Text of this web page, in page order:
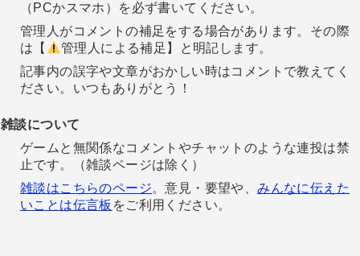
（PCかスマホ）を必ず書いてください。
管理人がコメントの補足をする場合があります。その際
は【
管理人による補足】と明記します。
記事内の誤字や文章がおかしい時はコメントで教えてく
ださい。いつもありがとう！
雑談について
ゲームと無関係なコメントやチャットのような連投は禁
止です。（雑談ページは除く）
雑談はこちらのページ。意見・要望や、みんなに伝えた
いことは伝言板 をご利用ください。